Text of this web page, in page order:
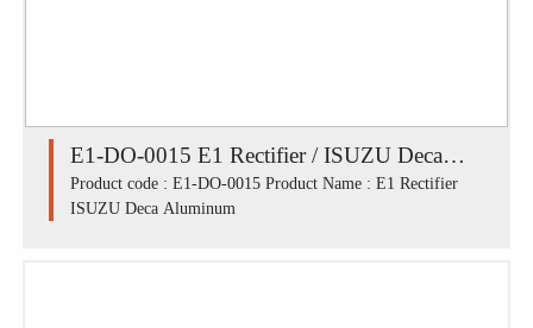
E1-DO-0015 E1 Rectifier / ISUZU Deca
Aluminum
Product code : E1-DO-0015 Product Name : E1 Rectifier
ISUZU Deca Aluminum